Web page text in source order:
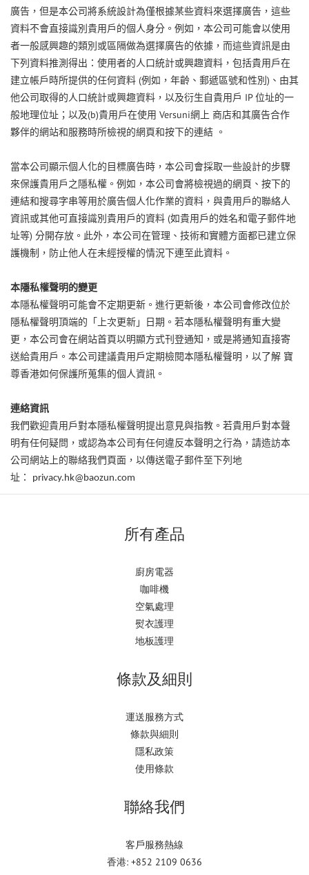
廣告，但是本公司將系統設計為僅根據某些資料來選擇廣告，這些
資料不會直接識別貴用戶的個人身分。例如，本公司可能會以使用
者一般感興趣的類別或區隔做為選擇廣告的依據，而這些資訊是由
下列資料推測得出：使用者的人口統計或興趣資料，包括貴用戶在
建立帳戶時所提供的任何資料 (例如，年齡、郵遞區號和性別 ) 、由其
他公司取得的人口統計或興趣資料，以及衍生自貴用戶 IP 位址的一
般地理位址；以及(b)貴用戶在使用 Versuni網上 商店和其廣告合作
夥伴的網站和服務時所檢視的網頁和按下的連結 。
當本公司顯示個人化的目標廣告時，本公司會採取一些設計的步驟
來保護貴用戶之隱私權。例如，本公司會將檢視過的網頁、按下的
連結和搜尋字串等用於廣告個人化作業的資料，與貴用戶的聯絡人
資訊或其他可直接識別貴用戶的資料 (如貴用戶的姓名和電子郵件地
址等) 分開存放。此外，本公司在管理、技術和實體方面都已建立保
護機制，防止他人在未經授權的情況下連至此資料。
本隱私權聲明的變更
本隱私權聲明可能會不定期更新。進行更新後，本公司會修改位於
隱私權聲明頂端的「上次更新」日期。若本隱私權聲明有重大變
更，本公司會在網站首頁以明顯方式刊登通知，或是將通知直接寄
送給貴用戶。本公司建議貴用戶定期檢閱本隱私權聲明，以了解 寶
尊香港如何保護所蒐集的個人資訊。
連絡資訊
我們歡迎貴用戶對本隱私權聲明提出意見與指教。若貴用戶對本聲
明有任何疑問，或認為本公司有任何違反本聲明之行為，請造訪本
公司網站上的聯絡我們頁面，以傳送電子郵件至下列地
址：
privacy.hk@baozun.com
所有產品
廚房電器
咖啡機
空氣處理
熨衣護理
地板護理
條款及細則
運送服務方式
條款與細則
隱私政策
使用條款
聯絡我們
客戶服務熱線
香港: +852 2109 0636